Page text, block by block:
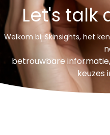
Let's talk
Welkom bij Skinsights, het
betrouwbare informatie,
keuzes